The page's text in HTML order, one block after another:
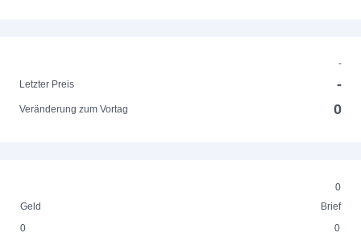
-
Letzter Preis
-
Veränderung zum Vortag 0
0
Geld
Brief
0
0